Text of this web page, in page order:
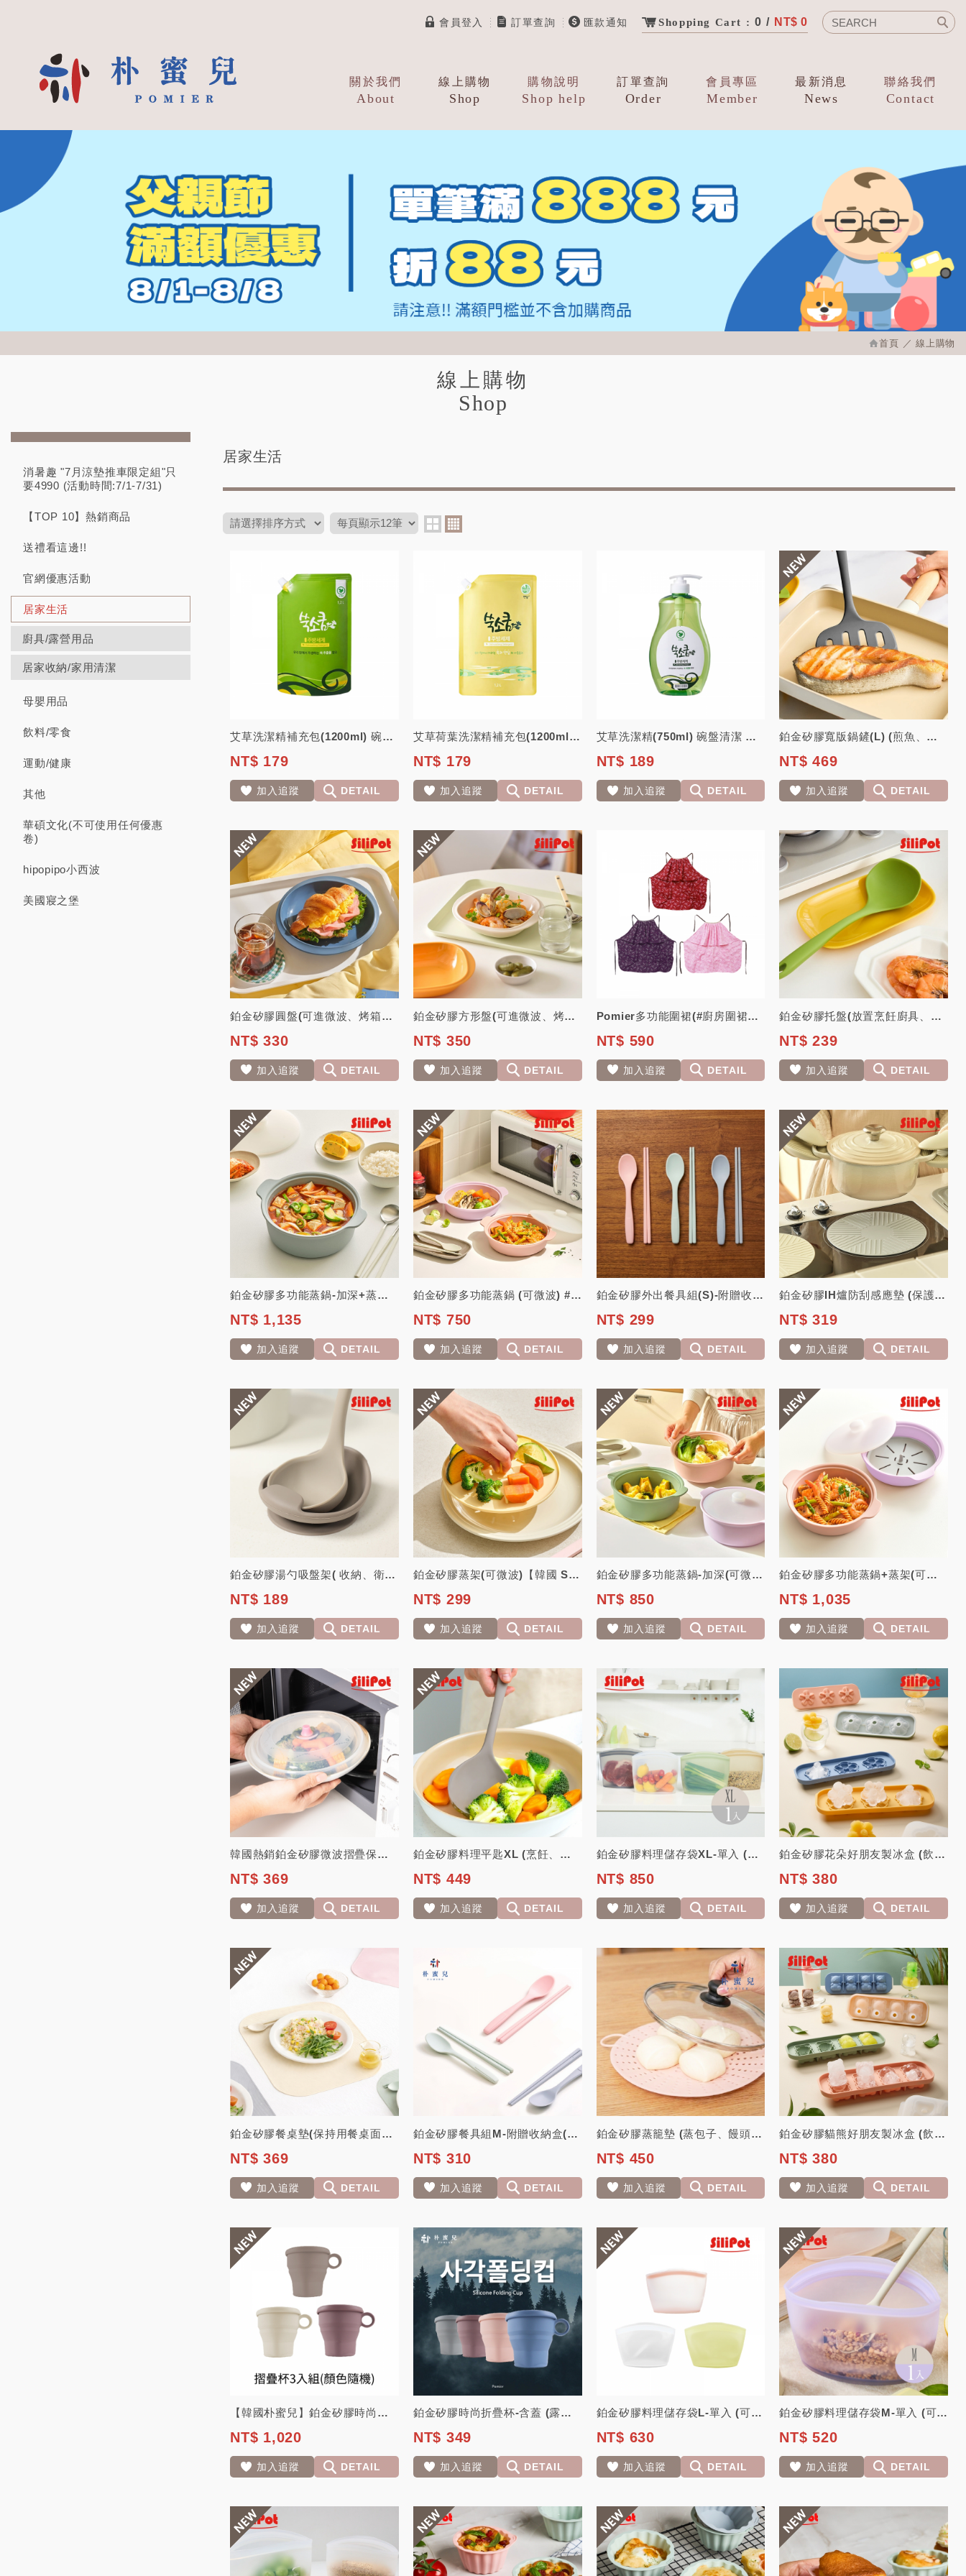
會員登入 訂單查詢 匯款通知 Shopping Cart : 0 / NT$ 0
關於我們
About
線上購物
Shop
購物說明
Shop help
訂單查詢
Order
會員專區
Member
最新消息
News
聯絡我們
Contact
首頁 線上購物
線上購物
Shop
消暑趣 "7月涼墊推車限定組"只
要4990 (活動時間:7/1-7/31)
【TOP 10】熱銷商品
送禮看這邊!!
官網優惠活動
居家生活
廚具/露營用品
居家收納/家用清潔
母嬰用品
飲料/零食
運動/健康
其他
華碩文化(不可使用任何優惠
卷)
hipopipo小西波
美國寢之堡
居家生活
艾草洗潔精補充包(1200ml) 碗盤清潔 蔬果清潔 保濕不傷手 清除異味【韓國...
NT$ 179
加入追蹤 DETAIL
艾草荷葉洗潔精補充包(1200ml) 碗盤清潔 蔬果清潔 保濕不傷手 清除異味【...
NT$ 179
加入追蹤 DETAIL
艾草洗潔精(750ml) 碗盤清潔 蔬果清潔 保濕不傷手 清除異味【韓國Ssoo...
NT$ 189
加入追蹤 DETAIL
鉑金矽膠寬版鍋鏟(L) (煎魚、炒菜、煎蛋)【韓國Silipot】
NT$ 469
加入追蹤 DETAIL
鉑金矽膠圓盤(可進微波、烤箱及餐桌擺盤)【韓國 Silipot】
NT$ 330
加入追蹤 DETAIL
鉑金矽膠方形盤(可進微波、烤箱及餐桌擺盤)【韓國 Silipot】
NT$ 350
加入追蹤 DETAIL
Pomier多功能圍裙(#廚房圍裙、工作圍裙、哺乳圍裙)
NT$ 590
加入追蹤 DETAIL
鉑金矽膠托盤(放置烹飪廚具、生活配件、化妝品以維護廚具衛生及桌面整潔)【韓國Si...
NT$ 239
加入追蹤 DETAIL
鉑金矽膠多功能蒸鍋-加深+蒸架(可微波) -合購優惠組【韓國 Silipot】
NT$ 1,135
加入追蹤 DETAIL
鉑金矽膠多功能蒸鍋 (可微波) #不含蒸架【韓國 Silipot】
NT$ 750
加入追蹤 DETAIL
鉑金矽膠外出餐具組(S)-附贈收納盒(外出用餐、野餐露營) 【韓國朴蜜兒】#附贈...
NT$ 299
加入追蹤 DETAIL
鉑金矽膠IH爐防刮感應墊 (保護電磁爐、流理檯、桌面)【韓國 Silipot】
NT$ 319
加入追蹤 DETAIL
鉑金矽膠湯勺吸盤架( 收納、衛生) 【韓國 Silipot】
NT$ 189
加入追蹤 DETAIL
鉑金矽膠蒸架(可微波)【韓國 Silipot】#不含多功能蒸鍋 蒸鍋另售
NT$ 299
加入追蹤 DETAIL
鉑金矽膠多功能蒸鍋-加深(可微波)【韓國 Silipot】#不含蒸架
NT$ 850
加入追蹤 DETAIL
鉑金矽膠多功能蒸鍋+蒸架(可微波)-合購優惠組【韓國 Silipot】
NT$ 1,035
加入追蹤 DETAIL
韓國熱銷鉑金矽膠微波摺疊保鮮蓋(微波、保存食品)【韓國 Silipot】
NT$ 369
加入追蹤 DETAIL
鉑金矽膠料理平匙XL (烹飪、炒菜)【韓國 Silipot】
NT$ 449
加入追蹤 DETAIL
鉑金矽膠料理儲存袋XL-單入 (可微波 熱水 儲存食物 熱湯 生鮮食品 水果)【...
NT$ 850
加入追蹤 DETAIL
鉑金矽膠花朵好朋友製冰盒 (飲品、酒精飲料、冰品) 【韓國 Silipot】
NT$ 380
加入追蹤 DETAIL
鉑金矽膠餐桌墊(保持用餐桌面乾淨) 【韓國朴蜜兒】
NT$ 369
加入追蹤 DETAIL
鉑金矽膠餐具組M-附贈收納盒(便當、野餐、環保餐具) 適用青少年、成人【韓國Po...
NT$ 310
加入追蹤 DETAIL
鉑金矽膠蒸籠墊 (蒸包子、饅頭) -【韓國 朴蜜兒】
NT$ 450
加入追蹤 DETAIL
鉑金矽膠貓熊好朋友製冰盒 (飲品、酒精飲料、冰品) 【韓國 Silipot】
NT$ 380
加入追蹤 DETAIL
【韓國朴蜜兒】鉑金矽膠時尚折疊杯三入組 (顏色隨機) -（含蓋）(露營 牙刷杯 ...
NT$ 1,020
加入追蹤 DETAIL
鉑金矽膠時尚折疊杯-含蓋 (露營杯 漱口杯 水杯)【韓國朴蜜兒】
NT$ 349
加入追蹤 DETAIL
鉑金矽膠料理儲存袋L-單入 (可微波 熱水 儲存食物 熱湯 生鮮食品 水果)【...
NT$ 630
加入追蹤 DETAIL
鉑金矽膠料理儲存袋M-單入 (可微波 熱水 儲存食物 熱湯 生鮮食品 水果)【...
NT$ 520
加入追蹤 DETAIL